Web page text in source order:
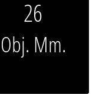
26
Obj. Mm.